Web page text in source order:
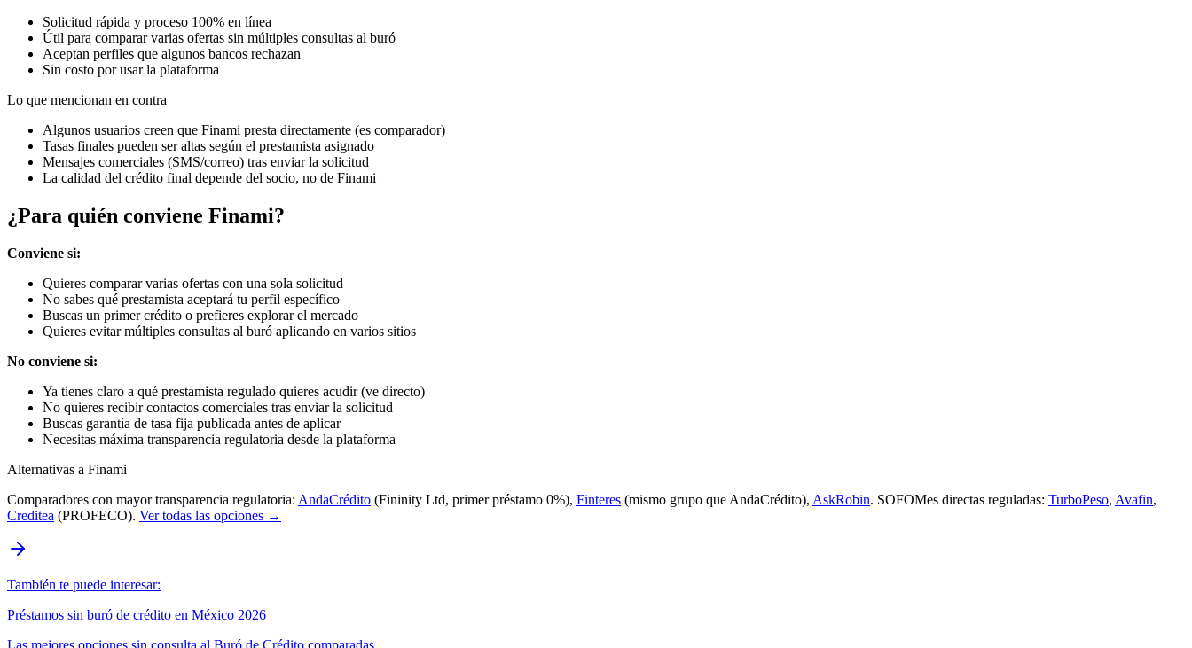
Solicitud rápida y proceso 100% en línea
Útil para comparar varias ofertas sin múltiples consultas al buró
Aceptan perfiles que algunos bancos rechazan
Sin costo por usar la plataforma
Lo que mencionan en contra
Algunos usuarios creen que Finami presta directamente (es comparador)
Tasas finales pueden ser altas según el prestamista asignado
Mensajes comerciales (SMS/correo) tras enviar la solicitud
La calidad del crédito final depende del socio, no de Finami
¿Para quién conviene Finami?
Conviene si:
Quieres comparar varias ofertas con una sola solicitud
No sabes qué prestamista aceptará tu perfil específico
Buscas un primer crédito o prefieres explorar el mercado
Quieres evitar múltiples consultas al buró aplicando en varios sitios
No conviene si:
Ya tienes claro a qué prestamista regulado quieres acudir (ve directo)
No quieres recibir contactos comerciales tras enviar la solicitud
Buscas garantía de tasa fija publicada antes de aplicar
Necesitas máxima transparencia regulatoria desde la plataforma
Alternativas a Finami
Comparadores con mayor transparencia regulatoria: AndaCrédito (Fininity Ltd, primer préstamo 0%), Finteres (mismo grupo que AndaCrédito), AskRobin. SOFOMes directas reguladas: TurboPeso, Avafin,
Creditea (PROFECO). Ver todas las opciones →
También te puede interesar:
Préstamos sin buró de crédito en México 2026
Las mejores opciones sin consulta al Buró de Crédito comparadas.